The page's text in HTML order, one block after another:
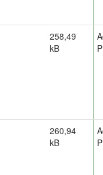
258,49
kB
260,94
kB